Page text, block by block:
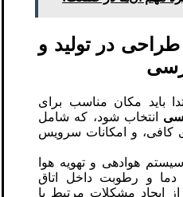
طراحی در تولید و
باید مکان مناسب برای
انتخاب شود، که شامل
کافی، و امکانات سرویس
هوادهی و تهویه هوا
دما و رطوبت داخل اتاق
ایجاد مشکلات مرتبط با